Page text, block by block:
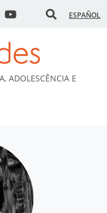
ESPAÑOL
ADOLESCÊNCIA E